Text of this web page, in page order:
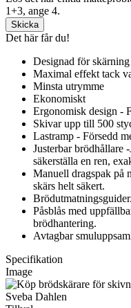
1+3, ange 4.
Det här får du!
Designad för
Maximal effekt tack
Minsta utrymme
Ekonomiskt
Ergonomisk design -
Skivar upp till 500
Lastramp - Försedd
Justerbar brödhållare
säkerställa en ren,
Manuell dragspak på
skärs helt säkert.
Brödutmatningsguider.
Påsblås med
brödhantering.
Avtagbar
Specifikation
Image